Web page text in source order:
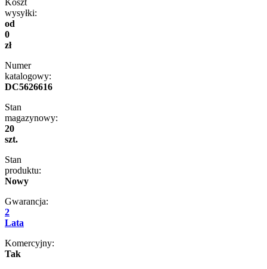
wysyłki:
od
0
zł
Numer
katalogowy:
DC5626616
Stan
magazynowy:
20
szt.
Stan
produktu:
Nowy
Gwarancja:
2
Lata
Komercyjny:
Tak